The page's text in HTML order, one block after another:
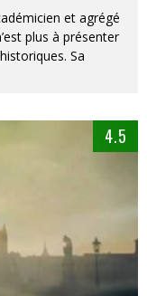
et agrégé
plus à présenter
Sa
4.5